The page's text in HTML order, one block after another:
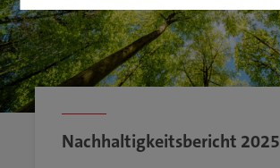
Nachhaltigkeitsbericht 2025